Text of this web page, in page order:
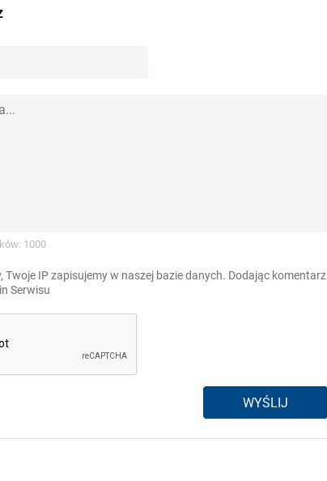
1000
Twoje IP zapisujemy w naszej bazie danych. Dodając komentarz
Serwisu
WYŚLIJ